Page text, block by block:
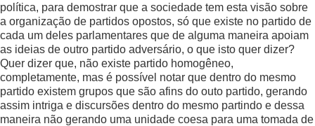
política, para demostrar que a sociedade tem esta visão sobre
a organização de partidos opostos, só que existe no partido de
cada um deles parlamentares que de alguma maneira apoiam
as ideias de outro partido adversário, o que isto quer dizer?
Quer dizer que, não existe partido homogêneo,
completamente, mas é possível notar que dentro do mesmo
partido existem grupos que são afins do outo partido, gerando
assim intriga e discursões dentro do mesmo partindo e dessa
maneira não gerando uma unidade coesa para uma tomada de